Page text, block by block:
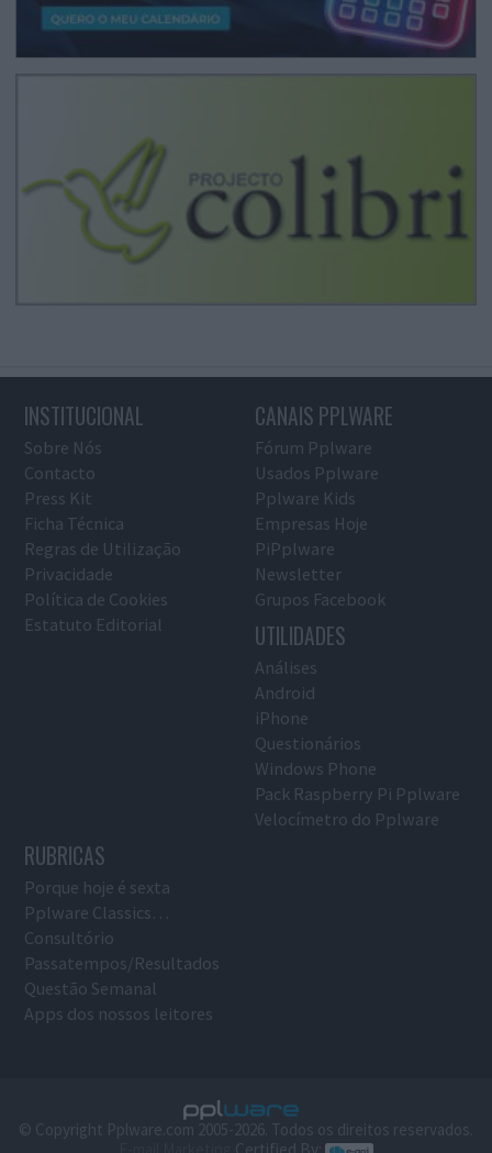
INSTITUCIONAL
Sobre Nós
Contacto
Press Kit
Ficha Técnica
Regras de Utilização
Privacidade
Política de Cookies
Estatuto Editorial
CANAIS PPLWARE
Fórum Pplware
Usados Pplware
Pplware Kids
Empresas Hoje
PiPplware
Newsletter
Grupos Facebook
UTILIDADES
Análises
Android
iPhone
Questionários
Windows Phone
Pack Raspberry Pi Pplware
Velocímetro do Pplware
RUBRICAS
Porque hoje é sexta
Pplware Classics…
Consultório
Passatempos/Resultados
Questão Semanal
Apps dos nossos leitores
© Copyright Pplware.com 2005-2026. Todos os direitos reservados.